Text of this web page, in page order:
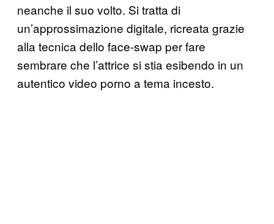
neanche il suo volto. Si tratta di
un’approssimazione digitale, ricreata grazie
alla tecnica dello face-swap per fare
sembrare che l’attrice si stia esibendo in un
autentico video porno a tema incesto.